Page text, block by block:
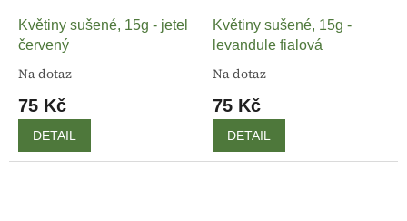
Květiny sušené, 15g - jetel
červený
Na dotaz
75 Kč
DETAIL
Květiny sušené, 15g -
levandule fialová
Na dotaz
75 Kč
DETAIL